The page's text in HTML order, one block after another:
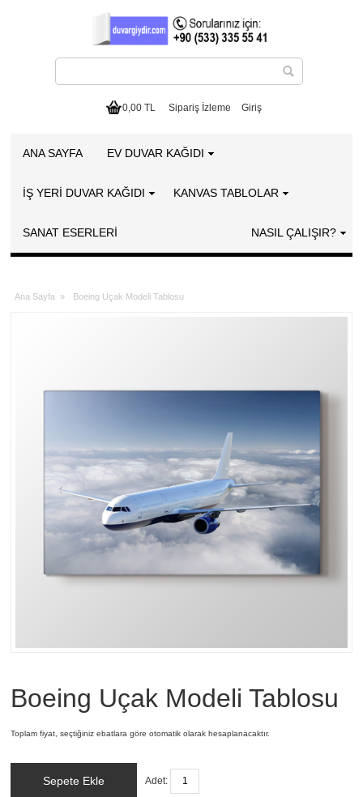
0,00 TL Sipariş İzleme Giriş
ANA SAYFA EV DUVAR KAĞIDI
İŞ YERİ DUVAR KAĞIDI KANVAS TABLOLAR
SANAT ESERLERI NASIL ÇALIŞIR?
Ana Sayfa » Boeing Uçak Modeli Tablosu
Boeing Uçak Modeli Tablosu
Toplam fiyat, seçtiğiniz ebatlara göre otomatik olarak hesaplanacaktır.
Sepete Ekle Adet: